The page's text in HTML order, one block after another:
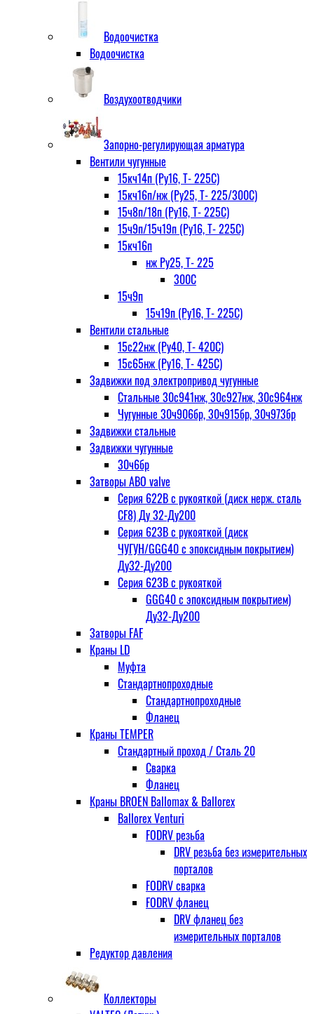
Водоочистка
Водоочистка
Воздухоотводчики
Запорно-регулирующая арматура
Вентили чугунные
15кч14п (Ру16, Т- 225С)
15кч16п/нж (Ру25, Т- 225/300С)
15ч8п/18п (Ру16, Т- 225С)
15ч9п/15ч19п (Ру16, Т- 225С)
15кч16п
нж Ру25, Т- 225
300С
15ч9п
15ч19п (Ру16, Т- 225С)
Вентили стальные
15с22нж (Ру40, Т- 420С)
15с65нж (Ру16, Т- 425С)
Задвижки под электропривод чугунные
Стальные 30с941нж, 30с927нж, 30с964нж
Чугунные 30ч906бр, 30ч915бр, 30ч973бр
Задвижки стальные
Задвижки чугунные
30ч6бр
Затворы ABO valve
Серия 622В с рукояткой (диск нерж. сталь
CF8) Ду 32-Ду200
Серия 623В с рукояткой (диск
ЧУГУН/GGG40 с эпоксидным покрытием)
Ду32-Ду200
Серия 623В с рукояткой
GGG40 с эпоксидным покрытием)
Ду32-Ду200
Затворы FAF
Краны LD
Муфта
Стандартнопроходные
Стандартнопроходные
Фланец
Краны TEMPER
Стандартный проход / Cталь 20
Сварка
Фланец
Краны BROEN Ballomax & Ballorex
Ballorex Venturi
FODRV резьба
DRV резьба без измерительных
порталов
FODRV сварка
FODRV фланец
DRV фланец без
измерительных порталов
Редуктор давления
Коллекторы